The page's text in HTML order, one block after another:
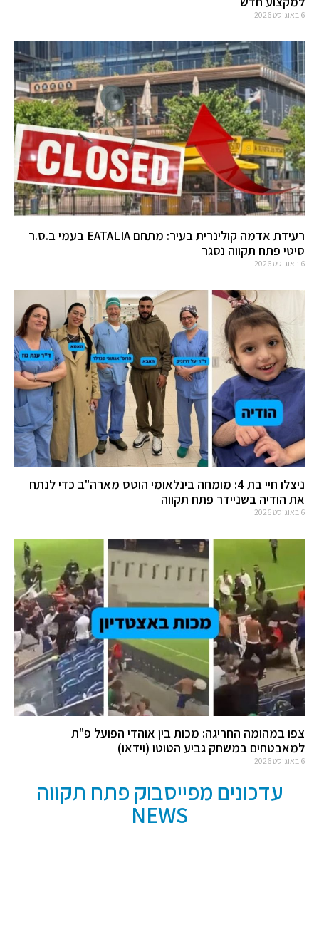
6 באוגוסט 2026
רעידת אדמה קולינרית בעיר: מתחם EATALIA בעמי ב.ס.ר
סיטי פתח תקווה נסגר
6 באוגוסט 2026
ניצלו חיי בת 4: מומחה בינלאומי הוטס מארה"ב כדי לנתח
את הודיה בשניידר פתח תקווה
6 באוגוסט 2026
צפו במהומה החריגה: מכות בין אוהדי הפועל פ"ת
למאבטחים במשחק גביע הטוטו (וידאו)
6 באוגוסט 2026
עדכונים מפייסבוק פתח תקווה
NEWS